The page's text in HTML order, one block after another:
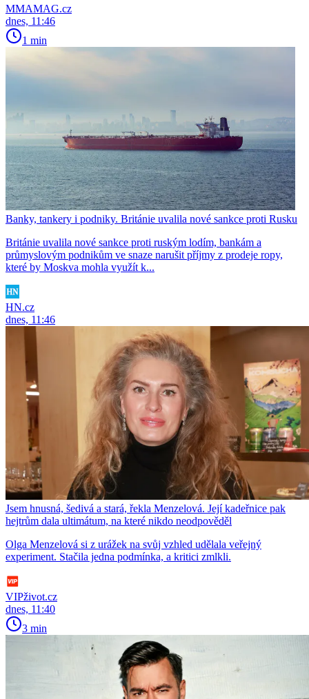
MMAMAG.cz
dnes, 11:46
1 min
Banky, tankery i podniky. Británie uvalila nové sankce proti Rusku
Británie uvalila nové sankce proti ruským lodím, bankám a
průmyslovým podnikům ve snaze narušit příjmy z prodeje ropy,
které by Moskva mohla využít k...
HN.cz
dnes, 11:46
Jsem hnusná, šedivá a stará, řekla Menzelová. Její kadeřnice pak
hejtrům dala ultimátum, na které nikdo neodpověděl
Olga Menzelová si z urážek na svůj vzhled udělala veřejný
experiment. Stačila jedna podmínka, a kritici zmlkli.
VIPživot.cz
dnes, 11:40
3 min